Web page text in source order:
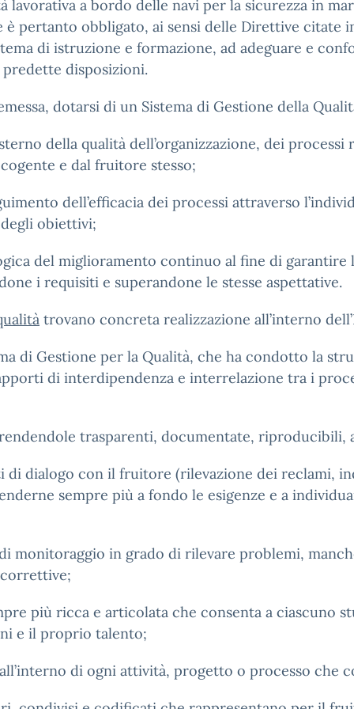
lavorativa a bordo delle navi per la sicurezza in
è pertanto obbligato, ai sensi delle Direttive
di istruzione e formazione, ad adeguare e
disposizioni.
dotarsi di un Sistema di Gestione della
della qualità dell’organizzazione, dei
e dal fruitore stesso;
dell’efficacia dei processi attraverso
obiettivi;
del miglioramento continuo al fine di garantire
i requisiti e superandone le stesse aspettative.
trovano concreta realizzazione all’interno
di Gestione per la Qualità, che ha condotto la
di interdipendenza e interrelazione tra i
trasparenti, documentate, riproducibili,
dialogo con il fruitore (rilevazione dei reclami,
sempre più a fondo le esigenze e a
monitoraggio in grado di rilevare problemi,
più ricca e articolata che consenta a ciascuno
e il proprio talento;
di ogni attività, progetto o processo che